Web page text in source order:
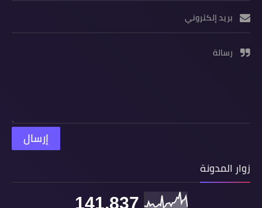
بريد إلكتروني
رسالة
زوار المدونة
141,837